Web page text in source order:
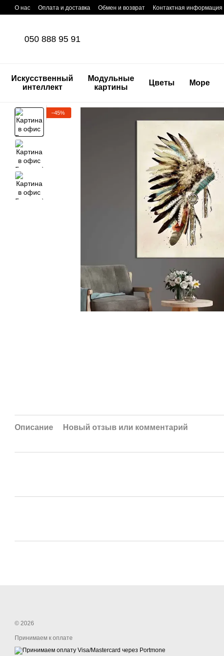
Перейти к основному контенту
О нас Оплата и доставка Обмен и возврат Контактная информация
050 888 95 91
Искусственный
интеллект
Модульные
картины
Цветы Море
−45%
Описание Новый отзыв или комментарий
© 2026
Принимаем к оплате